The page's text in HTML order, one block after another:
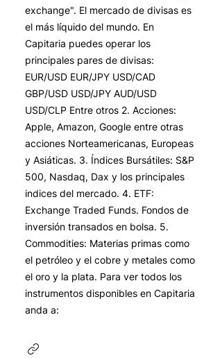
exchange". El mercado de divisas es
el más líquido del mundo. En
Capitaria puedes operar los
principales pares de divisas:
EUR/USD EUR/JPY USD/CAD
GBP/USD USD/JPY AUD/USD
USD/CLP Entre otros 2. Acciones:
Apple, Amazon, Google entre otras
acciones Norteamericanas, Europeas
y Asiáticas. 3. Índices Bursátiles: S&P
500, Nasdaq, Dax y los principales
indices del mercado. 4. ETF:
Exchange Traded Funds. Fondos de
inversión transados en bolsa. 5.
Commodities: Materias primas como
el petróleo y el cobre y metales como
el oro y la plata. Para ver todos los
instrumentos disponibles en Capitaria
anda a: